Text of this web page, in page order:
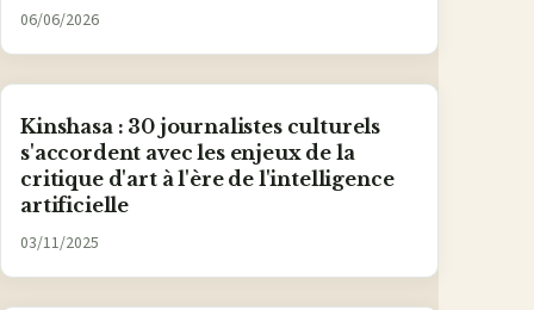
06/06/2026
Kinshasa : 30 journalistes culturels
s'accordent avec les enjeux de la
critique d'art à l'ère de l'intelligence
artificielle
03/11/2025